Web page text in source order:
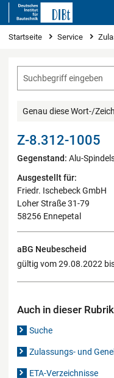
Sie sind hier
Startseite Service
Genau diese Wort-/
Z-8.312-1005
Gegenstand: Alu-
Ausgestellt für:
Friedr. Ischebeck GmbH
Loher Straße 31-79
58256 Ennepetal
aBG Neubescheid
gültig vom 29.08.2022
Auch in dieser Rubrik
Suche
Zulassungs- und
ETA-Verzeichnisse